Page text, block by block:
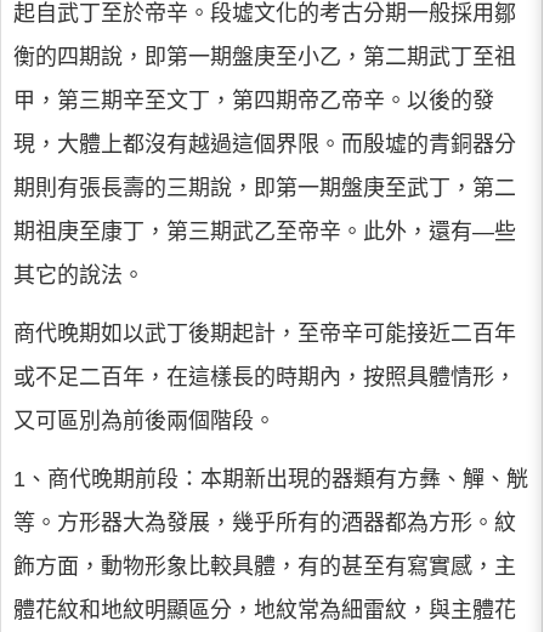
起自武丁至於帝辛。段墟文化的考古分期一般採用鄒
衡的四期說，即第一期盤庚至小乙，第二期武丁至祖
甲，第三期辛至文丁，第四期帝乙帝辛。以後的發
現，大體上都沒有越過這個界限。而殷墟的青銅器分
期則有張長壽的三期說，即第一期盤庚至武丁，第二
期祖庚至康丁，第三期武乙至帝辛。此外，還有—些
其它的說法。
商代晚期如以武丁後期起計，至帝辛可能接近二百年
或不足二百年，在這樣長的時期內，按照具體情形，
又可區別為前後兩個階段。
1、商代晚期前段：本期新出現的器類有方彝、觶、觥
等。方形器大為發展，幾乎所有的酒器都為方形。紋
飾方面，動物形象比較具體，有的甚至有寫實感，主
體花紋和地紋明顯區分，地紋常為細雷紋，與主體花